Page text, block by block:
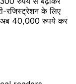
रजिस्ट्रेशन के लिए
अब 40,000 रुपये कर